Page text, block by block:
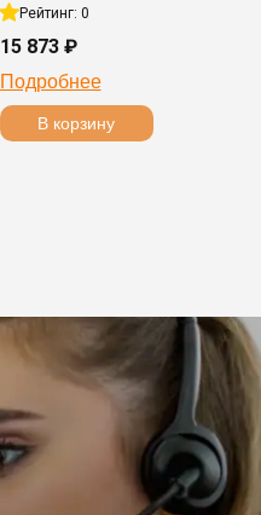
Рейтинг: 0
15 873 ₽
Подробнее
В корзину